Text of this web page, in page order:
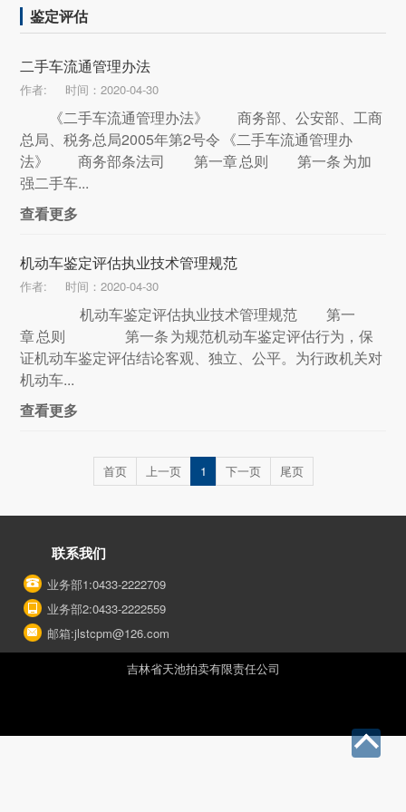
鉴定评估
二手车流通管理办法
作者: 时间：2020-04-30
《二手车流通管理办法》 商务部、公安部、工商
总局、税务总局2005年第2号令 《二手车流通管理办
法》 商务部条法司 第一章 总则 第一条 为加
强二手车...
查看更多
机动车鉴定评估执业技术管理规范
作者: 时间：2020-04-30
机动车鉴定评估执业技术管理规范 第一
章 总则 第一条 为规范机动车鉴定评估行为，保
证机动车鉴定评估结论客观、独立、公平。为行政机关对
机动车...
查看更多
首页 上一页 1 下一页 尾页
联系我们
业务部1:0433-2222709
业务部2:0433-2222559
邮箱:jlstcpm@126.com
吉林省天池拍卖有限责任公司